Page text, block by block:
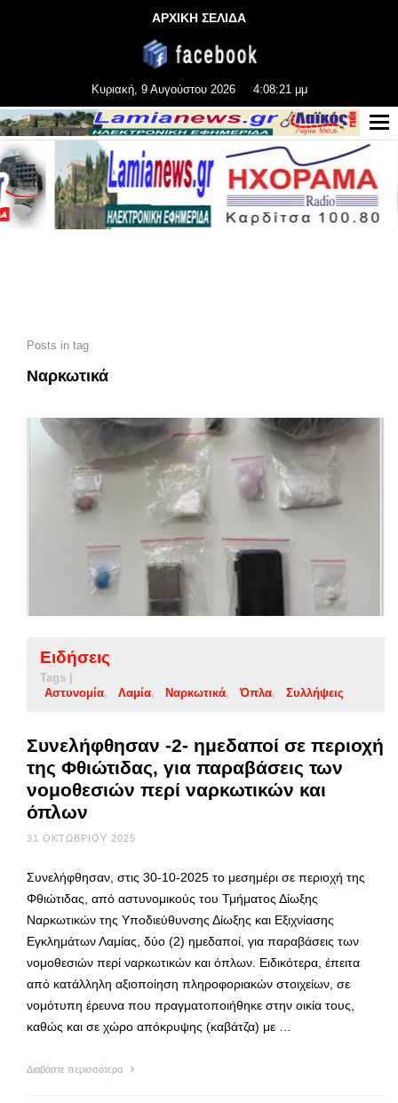
ΑΡΧΙΚΗ ΣΕΛΙΔΑ
Κυριακή, 9 Αυγούστου 2026 4:08:23 μμ
Posts in tag
Ναρκωτικά
Ειδήσεις
Tags |
Αστυνομία
Λαμία Ναρκωτικά Όπλα Συλλήψεις
Συνελήφθησαν -2- ημεδαποί σε περιοχή
της Φθιώτιδας, για παραβάσεις των
νομοθεσιών περί ναρκωτικών και
όπλων
31 ΟΚΤΩΒΡΊΟΥ 2025
Συνελήφθησαν, στις 30-10-2025 το μεσημέρι σε περιοχή της
Φθιώτιδας, από αστυνομικούς του Τμήματος Δίωξης
Ναρκωτικών της Υποδιεύθυνσης Δίωξης και Εξιχνίασης
Εγκλημάτων Λαμίας, δύο (2) ημεδαποί, για παραβάσεις των
νομοθεσιών περί ναρκωτικών και όπλων. Ειδικότερα, έπειτα
από κατάλληλη αξιοποίηση πληροφοριακών στοιχείων, σε
νομότυπη έρευνα που πραγματοποιήθηκε στην οικία τους,
καθώς και σε χώρο απόκρυψης (καβάτζα) με …
Διαβάστε περισσότερα